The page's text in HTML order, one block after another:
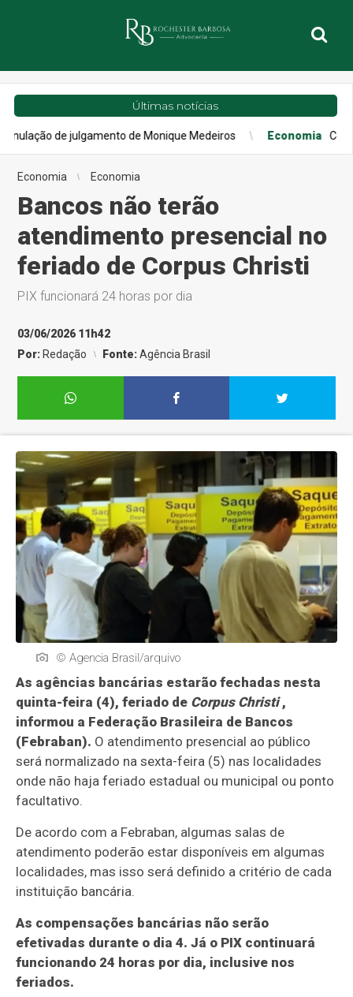
Últimas notícias
julgamento de Monique Medeiros Economia Confiança do
Economia Economia
Bancos não terão
atendimento presencial no
feriado de Corpus Christi
PIX funcionará 24 horas por dia
03/06/2026 11h42
Por: Redação Fonte:Agência Brasil
© Agencia Brasil/arquivo
As agências bancárias estarão fechadas nesta
quinta-feira (4), feriado de Corpus Christi,
informou a Federação Brasileira de Bancos
(Febraban). O atendimento presencial ao público
será normalizado na sexta-feira (5) nas localidades
onde não haja feriado estadual ou municipal ou ponto
facultativo.
De acordo com a Febraban, algumas salas de
atendimento poderão estar disponíveis em algumas
localidades, mas isso será definido a critério de cada
instituição bancária.
As compensações bancárias não serão
efetivadas durante o dia 4. Já o PIX continuará
funcionando 24 horas por dia, inclusive nos
feriados.